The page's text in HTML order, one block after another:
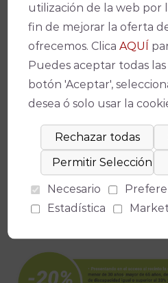
utilización de la web por
fin de mejorar la oferta
ofrecemos. ClicaAQUÍ
Puedes aceptar todas
botón 'Aceptar',
desea ó solo usar la
Necesario
Estadística